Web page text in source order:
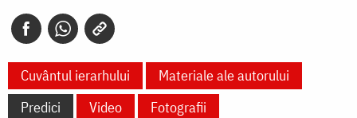
Cuvântul ierarhului
Materiale ale autorului
Predici
Video
Fotografii